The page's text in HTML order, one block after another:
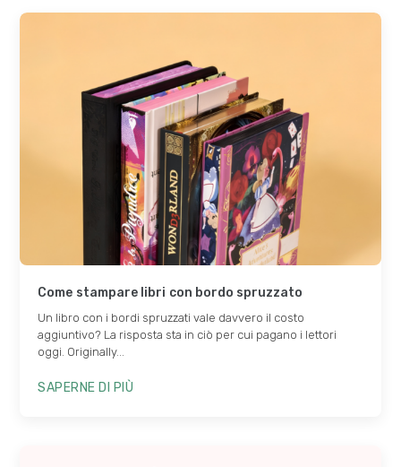
Come stampare libri con bordo spruzzato
Un libro con i bordi spruzzati vale davvero il costo
aggiuntivo? La risposta sta in ciò per cui pagano i lettori
oggi. Originally...
SAPERNE DI PIÙ